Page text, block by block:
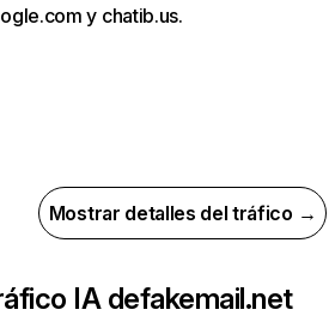
y chatib.us.
Mostrar detalles del tráfico →
IA defakemail.net